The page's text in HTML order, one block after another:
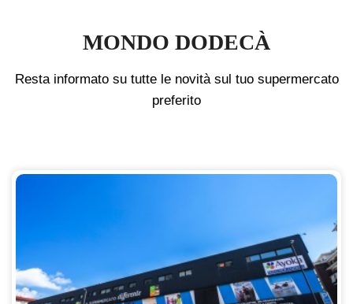
MONDO DODECÀ
Resta informato su tutte le novità sul tuo supermercato
preferito